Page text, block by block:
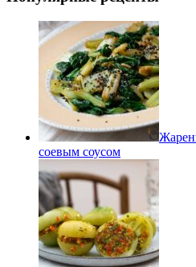
соевым соусом